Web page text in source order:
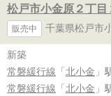
松戸市小金原２丁
販売中 千葉県松戸市
新築
常磐緩行線 「 北小金 」
常磐緩行線 「 北小金 」